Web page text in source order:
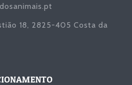
18, 2825-405 Costa da